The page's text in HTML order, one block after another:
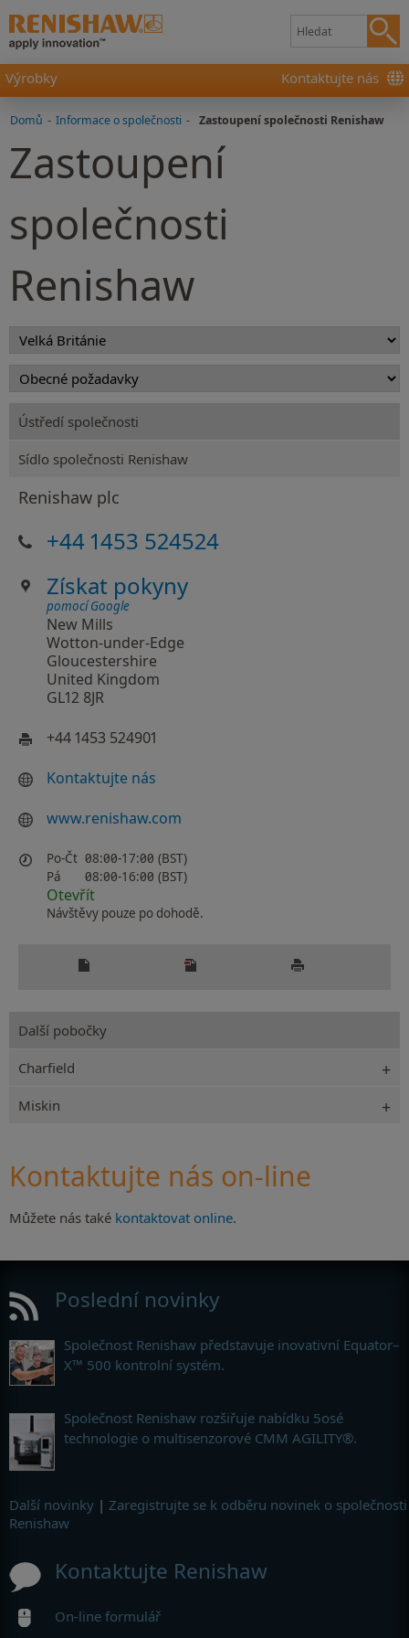
Výrobky Kontaktujte nás
Domů - Informace o společnosti - Zastoupení společnosti Renishaw
Zastoupení
společnosti
Renishaw
Ústředí společnosti
Sídlo společnosti Renishaw
Renishaw plc
+44 1453 524524
Získat pokyny
pomocí Google
New Mills
Wotton-under-Edge
Gloucestershire
United Kingdom
GL12 8JR
+44 1453 524901
Kontaktujte nás
www.renishaw.com
Po-Čt 08:00-17:00 (BST)
Pá
08:00-16:00 (BST)
Otevřít
Návštěvy pouze po dohodě.
Další pobočky
Charfield
Miskin
Kontaktujte nás on-line
Můžete nás také kontaktovat online.
Poslední novinky
Společnost Renishaw představuje inovativní Equator–
X™ 500 kontrolní systém.
Společnost Renishaw rozšiřuje nabídku 5osé
technologie o multisenzorové CMM AGILITY®.
Další novinky | Zaregistrujte se k odběru novinek o společnosti
Renishaw
Kontaktujte Renishaw
On-line formulář